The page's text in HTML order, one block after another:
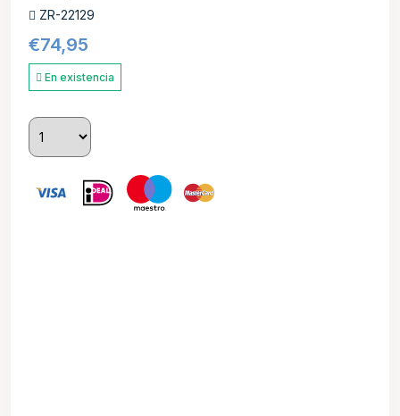
ZR-22129
€74,95
En existencia